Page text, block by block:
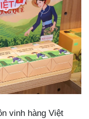
vinh hàng Việt